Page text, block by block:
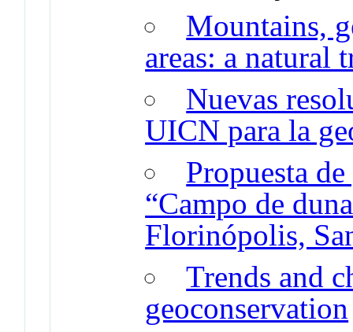
Mountains,
areas: a natural
Nuevas
UICN para la
Propuesta
“Campo de
Florinópolis,
Trends and
geoconservation